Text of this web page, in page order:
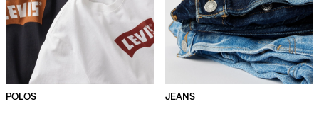
POLOS JEANS